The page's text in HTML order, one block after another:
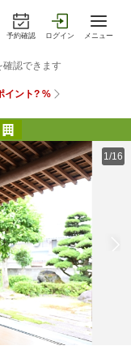
予約確認 ログイン メニュー
1/16